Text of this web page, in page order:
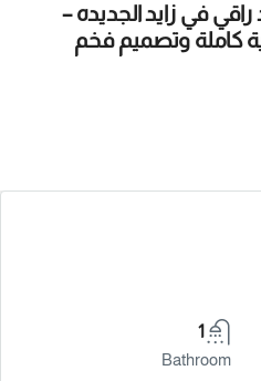
في زايد الجديده –
1
Bathroom